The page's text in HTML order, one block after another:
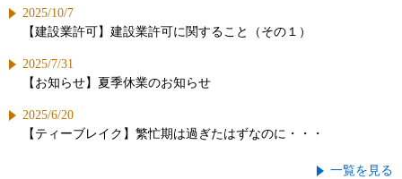
2025/10/7
【建設業許可】建設業許可に関すること（その１）
2025/7/31
【お知らせ】夏季休業のお知らせ
2025/6/20
【ティーブレイク】繁忙期は過ぎたはずなのに・・・
一覧を見る